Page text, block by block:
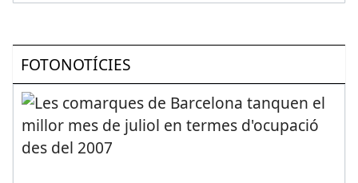
FOTONOTÍCIES